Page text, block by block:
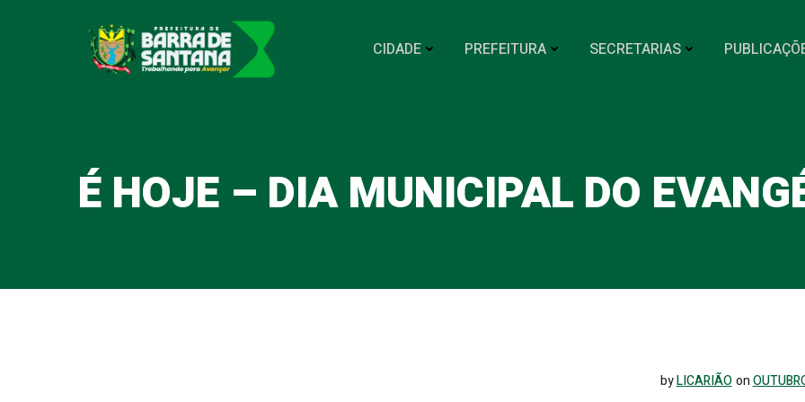
CIDADE PREFEITURA SECRETARIAS
É HOJE – DIA MUNICIPAL DO
byLICARIÃO on